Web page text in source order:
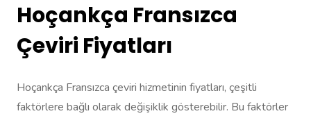
Hoçankça Fransızca
Çeviri Fiyatları
Hoçankça Fransızca çeviri hizmetinin fiyatları, çeşitli
faktörlere bağlı olarak değişiklik gösterebilir. Bu faktörler